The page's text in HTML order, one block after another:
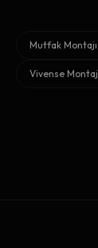
Mutfak Montajı
Vivense Montaj